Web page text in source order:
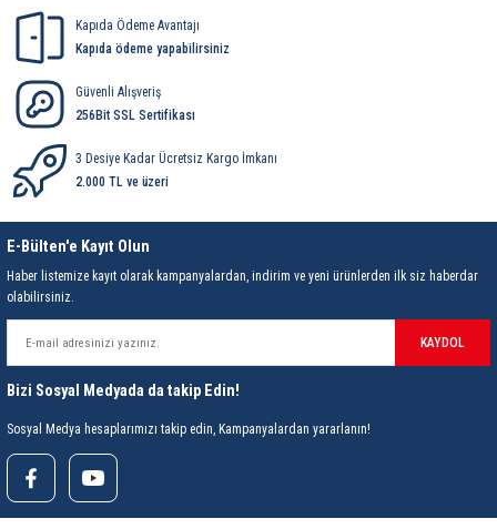
3 Desiye Kadar Ücretsiz Kargo İmkanı
2.000 TL ve üzeri
Kapıda Ödeme Avantajı
Kapıda ödeme yapabilirsiniz
Güvenli Alışveriş
256Bit SSL Sertifikası
E-Bülten'e Kayıt Olun
Haber listemize kayıt olarak kampanyalardan, indirim ve yeni ürünlerden ilk siz haberdar
olabilirsiniz.
KAYDOL
Bizi Sosyal Medyada da takip Edin!
Sosyal Medya hesaplarımızı takip edin, Kampanyalardan yararlanın!